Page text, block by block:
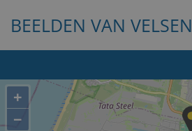
BEELDEN VAN VELSEN
+
−